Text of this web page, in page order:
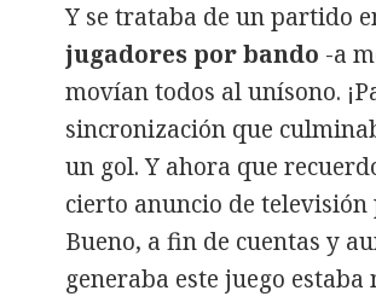
Y se trataba de un partido
jugadores por bando -a
movían todos al unísono.
sincronización que
un gol. Y ahora que
cierto anuncio de
Bueno, a fin de cuentas y
generaba este juego